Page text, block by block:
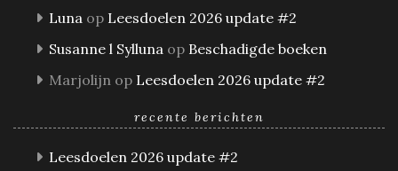
Luna op Leesdoelen 2026 update #2
Susanne l Sylluna op Beschadigde boeken
Marjolijn op Leesdoelen 2026 update #2
recente berichten
Leesdoelen 2026 update #2